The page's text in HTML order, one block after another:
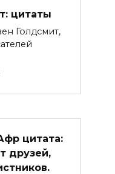
цитаты
Голдсмит,
цитата:
друзей,